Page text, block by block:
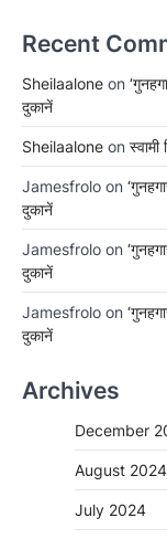
Recent
Sheilaalone on
दुकानें
Sheilaalone on
Jamesfrolo on
दुकानें
Jamesfrolo on
दुकानें
Jamesfrolo on
दुकानें
Archives
December
August 2024
July 2024